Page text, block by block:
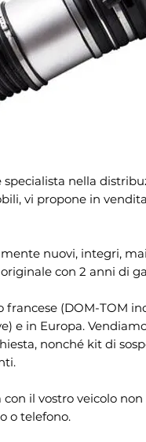
nella
vi propone in
nuovi, integri,
con 2 anni di
(DOM-TOM
e in Europa.
nonché kit di
il vostro veicolo non
o telefono.